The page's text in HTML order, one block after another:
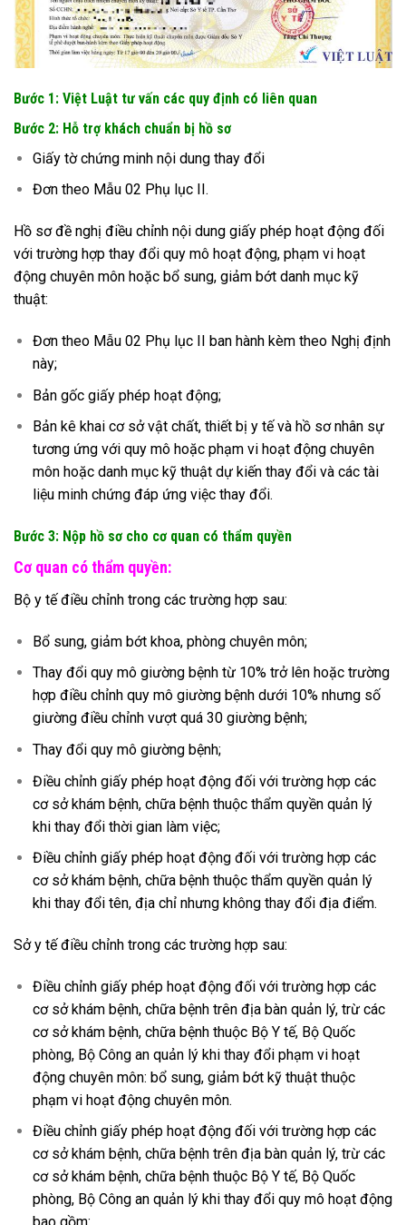
Bước 1: Việt Luật tư vấn các quy định có liên quan
Bước 2: Hỗ trợ khách chuẩn bị hồ sơ
Giấy tờ chứng minh nội dung thay đổi
Đơn theo Mẫu 02 Phụ lục II.
Hồ sơ đề nghị điều chỉnh nội dung giấy phép hoạt động đối
với trường hợp thay đổi quy mô hoạt động, phạm vi hoạt
động chuyên môn hoặc bổ sung, giảm bớt danh mục kỹ
thuật:
Đơn theo Mẫu 02 Phụ lục II ban hành kèm theo Nghị định
này;
Bản gốc giấy phép hoạt động;
Bản kê khai cơ sở vật chất, thiết bị y tế và hồ sơ nhân sự
tương ứng với quy mô hoặc phạm vi hoạt động chuyên
môn hoặc danh mục kỹ thuật dự kiến thay đổi và các tài
liệu minh chứng đáp ứng việc thay đổi.
Bước 3: Nộp hồ sơ cho cơ quan có thẩm quyền
Cơ quan có thẩm quyền:
Bộ y tế điều chỉnh trong các trường hợp sau:
Bổ sung, giảm bớt khoa, phòng chuyên môn;
Thay đổi quy mô giường bệnh từ 10% trở lên hoặc trường
hợp điều chỉnh quy mô giường bệnh dưới 10% nhưng số
giường điều chỉnh vượt quá 30 giường bệnh;
Thay đổi quy mô giường bệnh;
Điều chỉnh giấy phép hoạt động đối với trường hợp các
cơ sở khám bệnh, chữa bệnh thuộc thẩm quyền quản lý
khi thay đổi thời gian làm việc;
Điều chỉnh giấy phép hoạt động đối với trường hợp các
cơ sở khám bệnh, chữa bệnh thuộc thẩm quyền quản lý
khi thay đổi tên, địa chỉ nhưng không thay đổi địa điểm.
Sở y tế điều chỉnh trong các trường hợp sau:
Điều chỉnh giấy phép hoạt động đối với trường hợp các
cơ sở khám bệnh, chữa bệnh trên địa bàn quản lý, trừ các
cơ sở khám bệnh, chữa bệnh thuộc Bộ Y tế, Bộ Quốc
phòng, Bộ Công an quản lý khi thay đổi phạm vi hoạt
động chuyên môn: bổ sung, giảm bớt kỹ thuật thuộc
phạm vi hoạt động chuyên môn.
Điều chỉnh giấy phép hoạt động đối với trường hợp các
cơ sở khám bệnh, chữa bệnh trên địa bàn quản lý, trừ các
cơ sở khám bệnh, chữa bệnh thuộc Bộ Y tế, Bộ Quốc
phòng, Bộ Công an quản lý khi thay đổi quy mô hoạt động